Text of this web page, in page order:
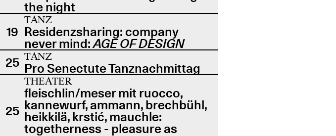
the night
19
TANZ
Residenzsharing: company
never mind:AGE OF DESIGN
25 TANZ
Pro Senectute Tanznachmittag
25
THEATER
fleischlin/meser mit ruocco,
kannewurf, ammann, brechbühl,
heikkilä, krstić, mauchle:
togetherness - pleasure as